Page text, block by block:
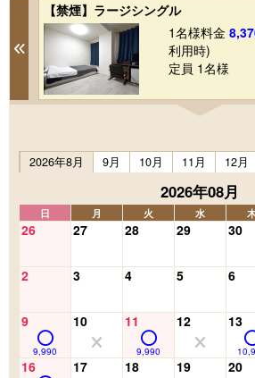
Previous
【禁煙】ラージシングル
1名様料金
利用時)
定員 1名様
2026年8月
9月 10月 11月 12月
2026年08月
日 月 火 水
26 27 28 29 30
2 3 4 5 6
9
9,990
10 11
9,990
12 13
16 17 18 19 20